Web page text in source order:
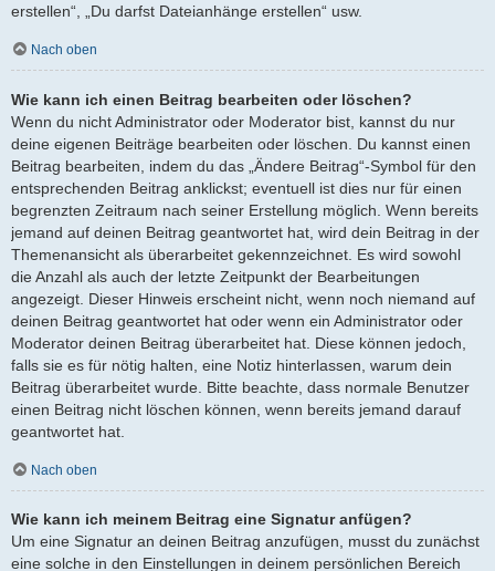
erstellen“, „Du darfst Dateianhänge erstellen“ usw.
Nach oben
Wie kann ich einen Beitrag bearbeiten oder löschen?
Wenn du nicht Administrator oder Moderator bist, kannst du nur
deine eigenen Beiträge bearbeiten oder löschen. Du kannst einen
Beitrag bearbeiten, indem du das „Ändere Beitrag“-Symbol für den
entsprechenden Beitrag anklickst; eventuell ist dies nur für einen
begrenzten Zeitraum nach seiner Erstellung möglich. Wenn bereits
jemand auf deinen Beitrag geantwortet hat, wird dein Beitrag in der
Themenansicht als überarbeitet gekennzeichnet. Es wird sowohl
die Anzahl als auch der letzte Zeitpunkt der Bearbeitungen
angezeigt. Dieser Hinweis erscheint nicht, wenn noch niemand auf
deinen Beitrag geantwortet hat oder wenn ein Administrator oder
Moderator deinen Beitrag überarbeitet hat. Diese können jedoch,
falls sie es für nötig halten, eine Notiz hinterlassen, warum dein
Beitrag überarbeitet wurde. Bitte beachte, dass normale Benutzer
einen Beitrag nicht löschen können, wenn bereits jemand darauf
geantwortet hat.
Nach oben
Wie kann ich meinem Beitrag eine Signatur anfügen?
Um eine Signatur an deinen Beitrag anzufügen, musst du zunächst
eine solche in den Einstellungen in deinem persönlichen Bereich